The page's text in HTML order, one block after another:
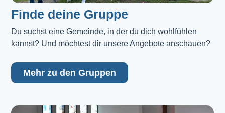
Finde deine Gruppe
Du suchst eine Gemeinde, in der du dich wohlfühlen
kannst? Und möchtest dir unsere Angebote anschauen?
Mehr zu den Gruppen